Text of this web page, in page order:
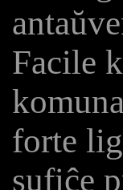
Facile
forte
sufiĉe